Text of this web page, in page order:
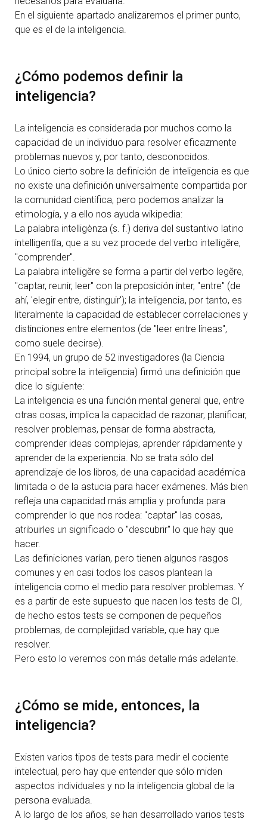
En el siguiente apartado analizaremos el primer punto,
que es el de la inteligencia.
¿Cómo podemos definir la
inteligencia?
La inteligencia es considerada por muchos como la
capacidad de un individuo para resolver eficazmente
problemas nuevos y, por tanto, desconocidos.
Lo único cierto sobre la definición de inteligencia es que
no existe una definición universalmente compartida por
la comunidad científica, pero podemos analizar la
etimología, y a ello nos ayuda wikipedia:
La palabra intelligènza (s. f.) deriva del sustantivo latino
intelligentĭa, que a su vez procede del verbo intelligĕre,
"comprender".
La palabra intelligĕre se forma a partir del verbo legĕre,
"captar, reunir, leer" con la preposición inter, "entre" (de
ahí, 'elegir entre, distinguir'); la inteligencia, por tanto, es
literalmente la capacidad de establecer correlaciones y
distinciones entre elementos (de "leer entre líneas",
como suele decirse).
En 1994, un grupo de 52 investigadores (la Ciencia
principal sobre la inteligencia) firmó una definición que
dice lo siguiente:
La inteligencia es una función mental general que, entre
otras cosas, implica la capacidad de razonar, planificar,
resolver problemas, pensar de forma abstracta,
comprender ideas complejas, aprender rápidamente y
aprender de la experiencia. No se trata sólo del
aprendizaje de los libros, de una capacidad académica
limitada o de la astucia para hacer exámenes. Más bien
refleja una capacidad más amplia y profunda para
comprender lo que nos rodea: "captar" las cosas,
atribuirles un significado o "descubrir" lo que hay que
hacer.
Las definiciones varían, pero tienen algunos rasgos
comunes y en casi todos los casos plantean la
inteligencia como el medio para resolver problemas. Y
es a partir de este supuesto que nacen los tests de CI,
de hecho estos tests se componen de pequeños
problemas, de complejidad variable, que hay que
resolver.
Pero esto lo veremos con más detalle más adelante.
¿Cómo se mide, entonces, la
inteligencia?
Existen varios tipos de tests para medir el cociente
intelectual, pero hay que entender que sólo miden
aspectos individuales y no la inteligencia global de la
persona evaluada.
A lo largo de los años, se han desarrollado varios tests